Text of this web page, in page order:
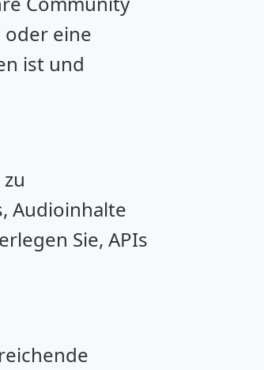
oder eine
ist und
Audioinhalte
Sie, APIs